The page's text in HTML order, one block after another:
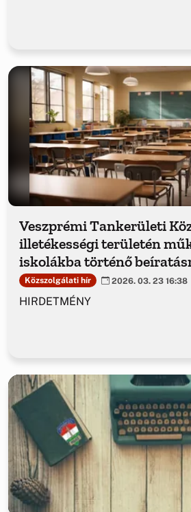
Veszprémi Tankerületi
illetékességi területén
iskolákba történő
Közszolgálati hír 2026. 03. 23 16:38
HIRDETMÉNY